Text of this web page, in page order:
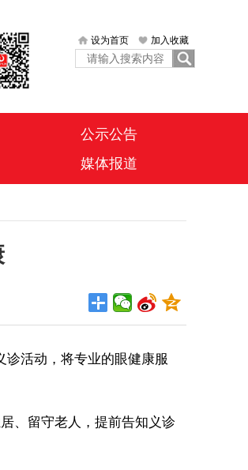
设为首页 加入收藏
公示公告
媒体报道
活动，将专业的眼健康服
、留守老人，提前告知义诊